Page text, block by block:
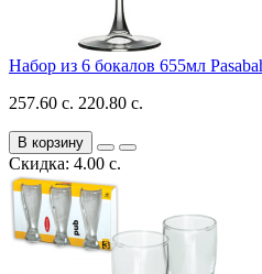
Набор из 6 бокалов 655мл
257.60 с. 220.80 с.
В корзину
Скидка: 4.00 с.